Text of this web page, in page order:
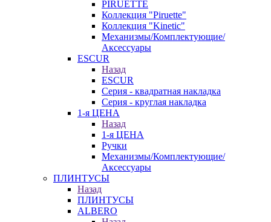
PIRUETTE
Коллекция "Piruette"
Коллекция "Kinetic"
Механизмы/Комплектующие/
Аксессуары
ESCUR
Назад
ESCUR
Серия - квадратная накладка
Серия - круглая накладка
1-я ЦЕНА
Назад
1-я ЦЕНА
Ручки
Механизмы/Комплектующие/
Аксессуары
ПЛИНТУСЫ
Назад
ПЛИНТУСЫ
ALBERO